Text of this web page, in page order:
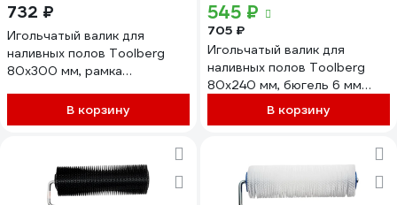
732 ₽
Игольчатый валик для
наливных полов Toolberg
80x300 мм, рамка
В корзину
545 ₽
705 ₽
Игольчатый валик для
наливных полов Toolberg
80x240 мм, бюгель 6 мм
ЛА-00001739В корзину